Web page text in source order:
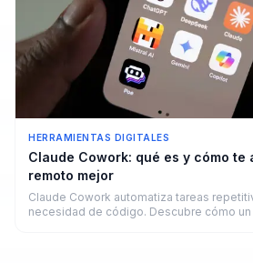
HERRAMIENTAS DIGITALES
Claude Cowork: qué es y cómo te
remoto mejor
Claude Cowork automatiza tareas
necesidad de código. Descubre cómo un